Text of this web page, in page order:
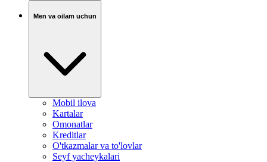
Men va oilam uchun
Mobil ilova
Kartalar
Omonatlar
Kreditlar
O'tkazmalar va to'lovlar
Seyf yacheykalari